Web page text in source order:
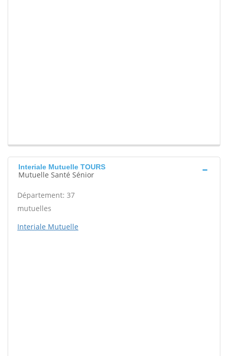
Interiale Mutuelle TOURS
Mutuelle Santé Sénior
Département: 37
mutuelles
Interiale Mutuelle